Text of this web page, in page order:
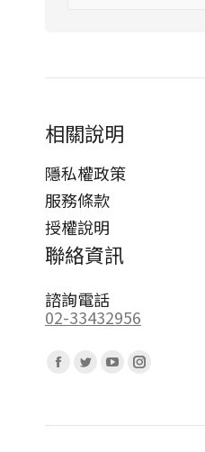
相關說明
隱私權政策
服務條款
授權說明
聯絡資訊
諮詢電話
02-33432956
Facebook
opens
Twitter
opens
YouTube
opens
Instagram
opens